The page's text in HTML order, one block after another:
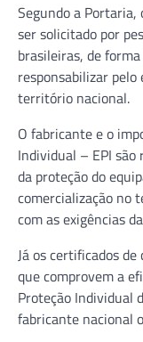
Segundo a Portaria,
ser solicitado por
brasileiras, de
responsabilizar
território nacional.
O fabricante e o
Individual – EPI são
da proteção do
comercialização no
com as exigências
Já os certificados
que comprovem a
Proteção Individual
fabricante nacional